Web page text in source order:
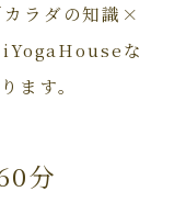
ラダの知識×
な
ます。
分